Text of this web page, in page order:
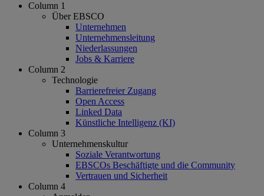
Column 1
Über EBSCO
Unternehmen
Unternehmensleitung
Niederlassungen
Jobs & Karriere
Column 2
Technologie
Barrierefreier Zugang
Open Access
Linked Data
Künstliche Intelligenz (KI)
Column 3
Unternehmenskultur
Soziale Verantwortung
EBSCOs Beschäftigte und die Community
Vertrauen und Sicherheit
Column 4